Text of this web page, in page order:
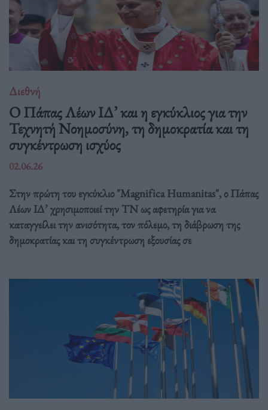
Διεθνή
Ο Πάπας Λέων ΙΔ’ και η εγκύκλιος για την
Τεχνητή Νοημοσύνη, τη δημοκρατία και τη
συγκέντρωση ισχύος
02.06.26
Στην πρώτη του εγκύκλιο "Magnifica Humanitas", ο Πάπας
Λέων ΙΔ’ χρησιμοποιεί την ΤΝ ως αφετηρία για να
καταγγείλει την ανισότητα, τον πόλεμο, τη διάβρωση της
δημοκρατίας και τη συγκέντρωση εξουσίας σε